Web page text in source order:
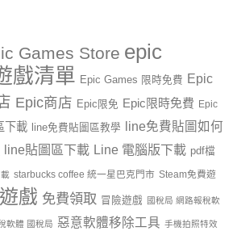
Games Store epic
戲清單 Epic Games 限時免費 Epic
Epic商店 Epic限免 Epic限時免費 Epic
下載 line免費貼圖區教學
line免費貼圖如何
line貼圖區下載 Line 電腦版下載 pdf檔
starbucks coffee 統一星巴克門市 Steam免費遊
戲 免費領取 冒險遊戲 國稅局 網路報稅軟
軟體 國稅局 惡意軟體移除工具 手機拍照特效